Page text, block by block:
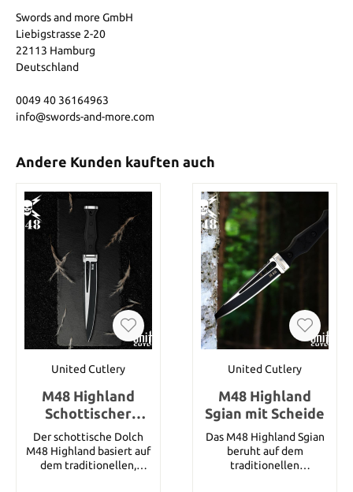
Swords and more GmbH
Liebigstrasse 2-20
22113 Hamburg
Deutschland
0049 40 36164963
info@swords-and-more.com
Andere Kunden kauften auch
United Cutlery
M48 Highland
Schottischer
Dolch mit Scheide
Der schottische Dolch
M48 Highland basiert auf
dem traditionellen,
United Cutlery
M48 Highland
Sgian mit Scheide
Das M48 Highland Sgian
beruht auf dem
traditionellen